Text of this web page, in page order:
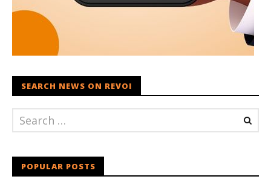
SEARCH NEWS ON REVOI
POPULAR POSTS